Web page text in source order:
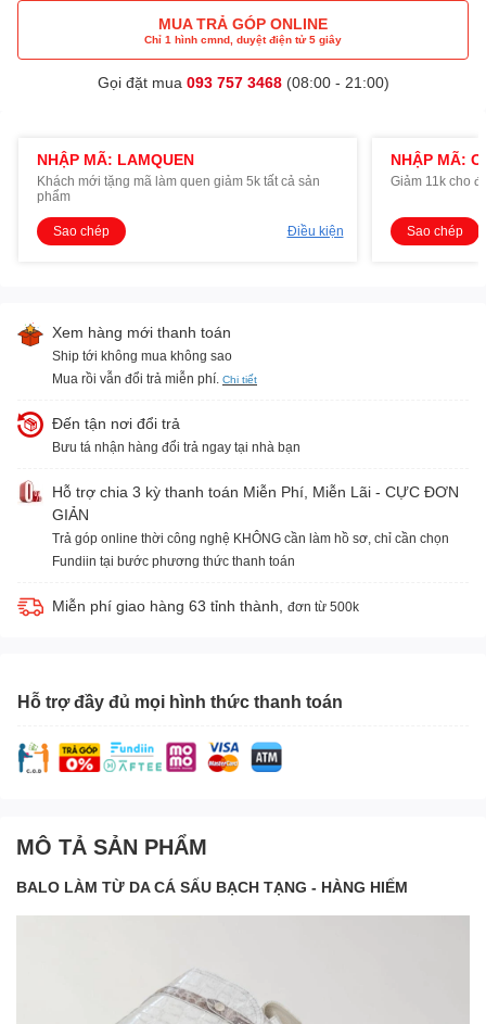
MUA TRẢ GÓP ONLINE
Chỉ 1 hình cmnd, duyệt điện tử 5 giây
Gọi đặt mua 093 757 3468(08:00 - 21:00)
NHẬP MÃ: LAMQUEN
Khách mới tặng mã làm quen giảm 5k tất cả sản
phẩm
Sao chép Điều kiện
NHẬP MÃ:
Giảm 11k cho
Sao chép
Xem hàng mới thanh toán
Ship tới không mua không sao
Mua rồi vẫn đổi trả miễn phí. Chi tiết
Đến tận nơi đổi trả
Bưu tá nhận hàng đổi trả ngay tại nhà bạn
Hỗ trợ chia 3 kỳ thanh toán Miễn Phí, Miễn Lãi - CỰC ĐƠN
GIẢN
Trả góp online thời công nghệ KHÔNG cần làm hồ sơ, chỉ cần chọn
Fundiin tại bước phương thức thanh toán
Miễn phí giao hàng 63 tỉnh thành, đơn từ 500k
Hỗ trợ đầy đủ mọi hình thức thanh toán
MÔ TẢ SẢN PHẨM
BALO LÀM TỪ DA CÁ SẤU BẠCH TẠNG - HÀNG HIẾM